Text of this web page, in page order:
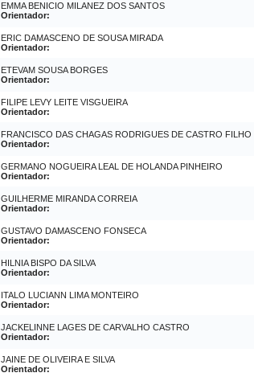
EMMA BENICIO MILANEZ DOS SANTOS
Orientador:
ERIC DAMASCENO DE SOUSA MIRADA
Orientador:
ETEVAM SOUSA BORGES
Orientador:
FILIPE LEVY LEITE VISGUEIRA
Orientador:
FRANCISCO DAS CHAGAS RODRIGUES DE CASTRO FILHO
Orientador:
GERMANO NOGUEIRA LEAL DE HOLANDA PINHEIRO
Orientador:
GUILHERME MIRANDA CORREIA
Orientador:
GUSTAVO DAMASCENO FONSECA
Orientador:
HILNIA BISPO DA SILVA
Orientador:
ITALO LUCIANN LIMA MONTEIRO
Orientador:
JACKELINNE LAGES DE CARVALHO CASTRO
Orientador:
JAINE DE OLIVEIRA E SILVA
Orientador: